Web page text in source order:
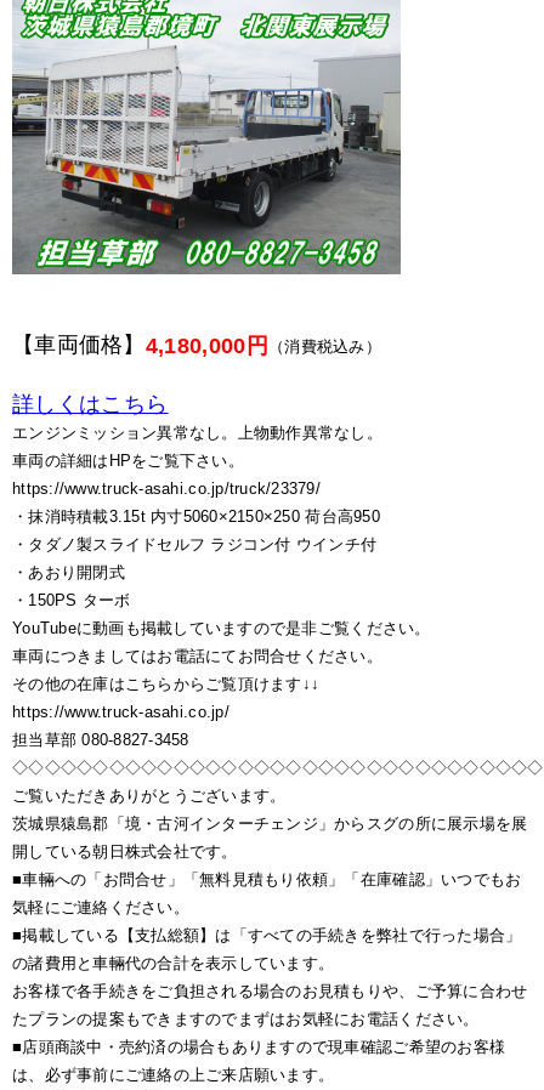
【車両価格】 4,180,000円 （消費税込み）
詳しくはこちら
エンジンミッション異常なし。上物動作異常なし。
車両の詳細はHPをご覧下さい。
https://www.truck-asahi.co.jp/truck/23379/
・抹消時積載3.15t 内寸5060×2150×250 荷台高950
・タダノ製スライドセルフ ラジコン付 ウインチ付
・あおり開閉式
・150PS ターボ
YouTubeに動画も掲載していますので是非ご覧ください。
車両につきましてはお電話にてお問合せください。
その他の在庫はこちらからご覧頂けます↓↓
https://www.truck-asahi.co.jp/
担当草部 080-8827-3458
ご覧いただきありがとうございます。
茨城県猿島郡「境・古河インターチェンジ」からスグの所に展示場を展
開している朝日株式会社です。
■車輛への「お問合せ」「無料見積もり依頼」「在庫確認」いつでもお
気軽にご連絡ください。
■掲載している【支払総額】は「すべての手続きを弊社で行った場合」
の諸費用と車輛代の合計を表示しています。
お客様で各手続きをご負担される場合のお見積もりや、ご予算に合わせ
たプランの提案もできますのでまずはお気軽にお電話ください。
■店頭商談中・売約済の場合もありますので現車確認ご希望のお客様
は、必ず事前にご連絡の上ご来店願います。